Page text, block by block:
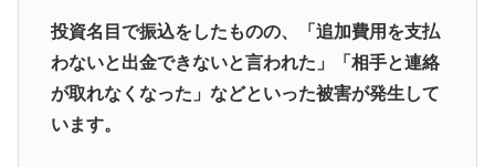
投資名目で振込をしたものの、「追加費用を支払
わないと出金できないと言われた」「相手と連絡
が取れなくなった」などといった被害が発生して
います。